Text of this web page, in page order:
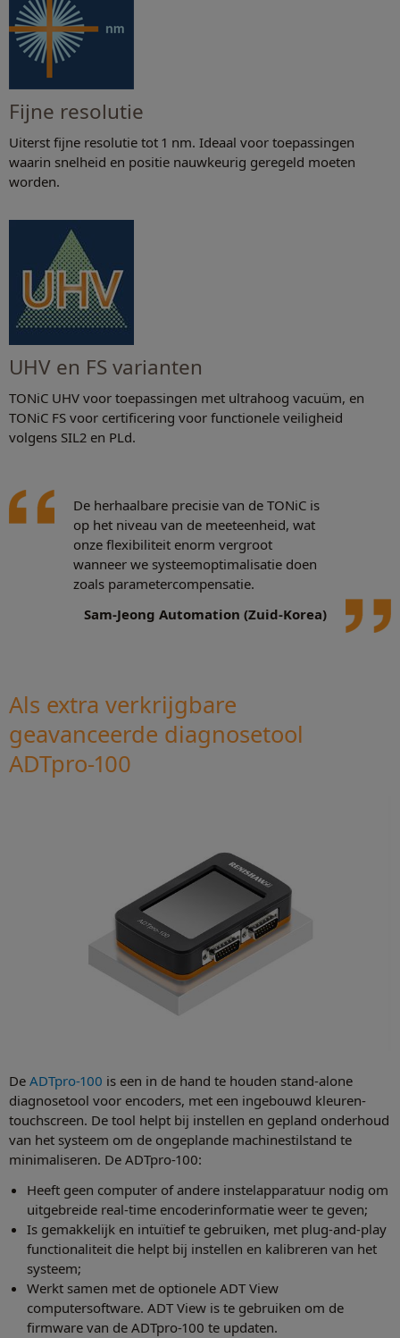
Fijne resolutie
Uiterst fijne resolutie tot 1 nm. Ideaal voor toepassingen
waarin snelheid en positie nauwkeurig geregeld moeten
worden.
UHV en FS varianten
TONiC UHV voor toepassingen met ultrahoog vacuüm, en
TONiC FS voor certificering voor functionele veiligheid
volgens SIL2 en PLd.
De herhaalbare precisie van de TONiC is
op het niveau van de meeteenheid, wat
onze flexibiliteit enorm vergroot
wanneer we systeemoptimalisatie doen
zoals parametercompensatie.
Sam-Jeong Automation (Zuid-Korea)
Als extra verkrijgbare
geavanceerde diagnosetool
ADTpro-100
De ADTpro-100 is een in de hand te houden stand-alone
diagnosetool voor encoders, met een ingebouwd kleuren-
touchscreen. De tool helpt bij instellen en gepland onderhoud
van het systeem om de ongeplande machinestilstand te
minimaliseren. De ADTpro-100:
Heeft geen computer of andere instelapparatuur nodig om
uitgebreide real-time encoderinformatie weer te geven;
Is gemakkelijk en intuïtief te gebruiken, met plug-and-play
functionaliteit die helpt bij instellen en kalibreren van het
systeem;
Werkt samen met de optionele ADT View
computersoftware. ADT View is te gebruiken om de
firmware van de ADTpro-100 te updaten.